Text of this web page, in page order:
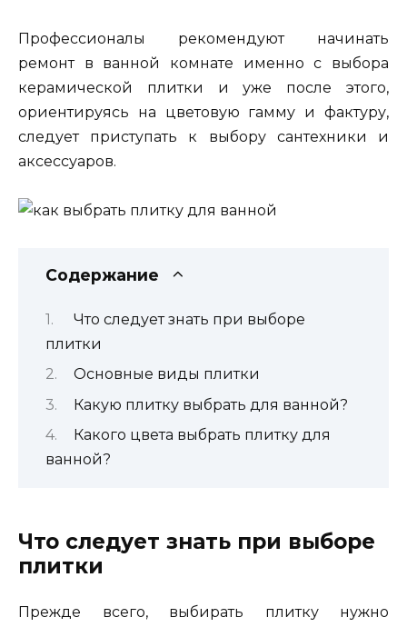
Профессионалы рекомендуют начинать
ремонт в ванной комнате именно с выбора
керамической плитки и уже после этого,
ориентируясь на цветовую гамму и фактуру,
следует приступать к выбору сантехники и
аксессуаров.
Содержание
Что следует знать при выборе
плитки
Основные виды плитки
Какую плитку выбрать для ванной?
Какого цвета выбрать плитку для
ванной?
Что следует знать при выборе
плитки
Прежде всего, выбирать плитку нужно